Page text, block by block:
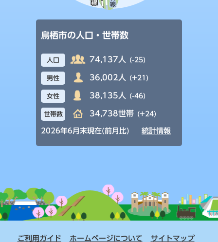
鳥栖市の人口・世帯数
人口 74,137人 (-25)
男性 36,002人 (+21)
女性 38,135人 (-46)
世帯数 34,738世帯 (+24)
2026年6月末現在(前月比) 統計情報
ご利用ガイド ホームページについて サイトマップ